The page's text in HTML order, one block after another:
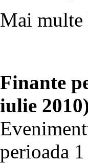
Mai
Finante
iulie
perioada